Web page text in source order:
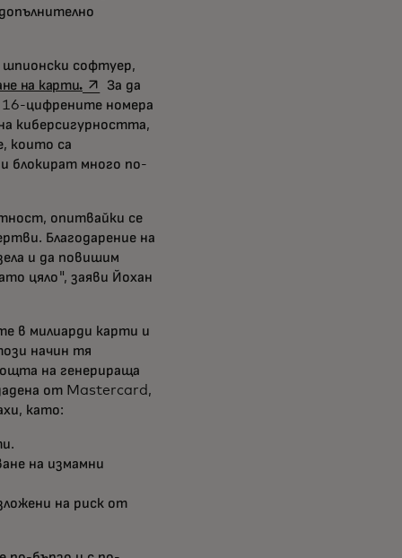
шпионски софтуер,
на карти.opens in a new tab
За да
цифрените номера
киберсигурността,
които са
блокират много по-
опитвайки се
Благодарение на
и да повишим
цяло", заяви Йохан
в милиарди карти и
начин тя
на генерираща
от Mastercard,
като:
на измамни
на риск от